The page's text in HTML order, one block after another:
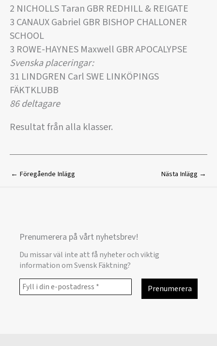
2 NICHOLLS Taran GBR REDHILL & REIGATE
3 CANAUX Gabriel GBR BISHOP CHALLONER
SCHOOL
3 ROWE-HAYNES Maxwell GBR APOCALYPSE
Svenska placeringar:
31 LINDGREN Carl SWE LINKÖPINGS
FÄKTKLUBB
86 deltagare
Resultat från alla klasser.
← Föregående Inlägg Nästa Inlägg →
Prenumerera på vårt nyhetsbrev!
Du missar väl inte att få nyheter och viktig
information om Svensk Fäktning?